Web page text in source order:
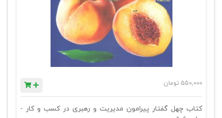
550,000 تومان
کتاب چهل گفتار پیرامون مدیریت و رهبری در کسب و کار -